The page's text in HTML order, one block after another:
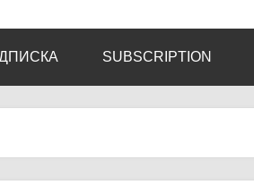
SUBSCRIPTION